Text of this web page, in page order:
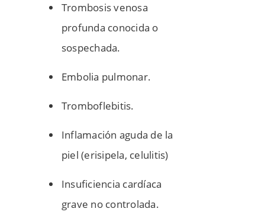
Trombosis venosa
profunda conocida o
sospechada.
Embolia pulmonar.
Tromboflebitis.
Inflamación aguda de la
piel (erisipela, celulitis)
Insuficiencia cardíaca
grave no controlada.